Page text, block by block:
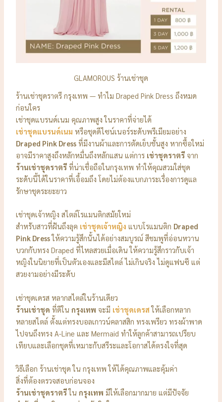
GLAMOROUS ร้านเช่าชุด
ร้านเช่าชุดราตรี กรุงเทพ — ทำไม Draped Pink Dress ถึงหมด
ก่อนใคร
เช่าชุดแบรนด์เนม คุณภาพสูง ในราคาที่จ่ายได้
เช่าชุดแบรนด์เนม หรือชุดดีไซน์เนอร์ระดับพรีเมียมอย่าง
Draped Pink Dress ที่มีงานผ้าและการตัดเย็บชั้นสูง หากซื้อใหม่
อาจมีราคาสูงถึงหลักหมื่นถึงหลักแสน แต่การ เช่าชุดราตรี จาก
ร้านเช่าชุดราตรี ที่น่าเชื่อถือในกรุงเทพ ทำให้คุณสวมใส่ชุด
ระดับนี้ได้ในราคาที่เอื้อมถึง โดยไม่ต้องแบกภาระเรื่องการดูแล
รักษาชุดระยะยาว
เช่าชุดเจ้าหญิง สไตล์โรแมนติกสมัยใหม่
สำหรับสาวที่ฝันถึงลุค เช่าชุดเจ้าหญิง แบบโรแมนติก Draped
Pink Dressให้ความรู้สึกนั้นได้อย่างสมบูรณ์ สีชมพูที่อ่อนหวาน
บวกกับทรง Draped ที่ไหลสวยเมื่อเดิน ให้ความรู้สึกราวกับเจ้า
หญิงในนิยายที่เป็นตัวเองและมีสไตล์ ไม่เกินจริง ไม่ดูแฟนซี แต่
สวยงามอย่างมีระดับ
เช่าชุดเดรส หลากสไตล์ในร้านเดียว
ร้านเช่าชุด ที่ดีในกรุงเทพ จะมี เช่าชุดเดรสให้เลือกหลาก
หลายสไตล์ ตั้งแต่ทรงบอลเกาวน์คลาสสิก ทรงเพรียว ทรงผ้าพาด
ไปจนถึงทรง A-Line และ Mermaid ทำให้ลูกค้าสามารถเปรียบ
เทียบและเลือกชุดที่เหมาะกับสรีระและโอกาสได้ตรงใจที่สุด
วิธีเลือก ร้านเช่าชุด ใน กรุงเทพ ให้ได้คุณภาพและคุ้มค่า
สิ่งที่ต้องตรวจสอบก่อนจอง
ร้านเช่าชุดราตรีในกรุงเทพ มีให้เลือกมากมาย แต่มีปัจจัย